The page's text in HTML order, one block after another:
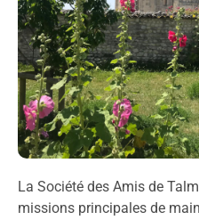
La Société des Amis de
missions principales de